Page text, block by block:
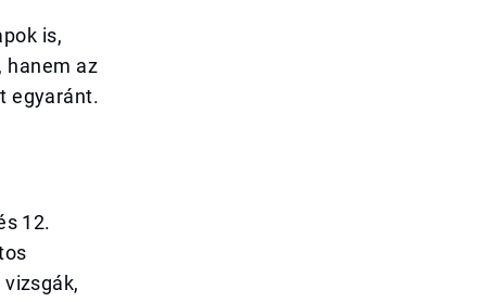
is,
hanem az
egyaránt.
12.